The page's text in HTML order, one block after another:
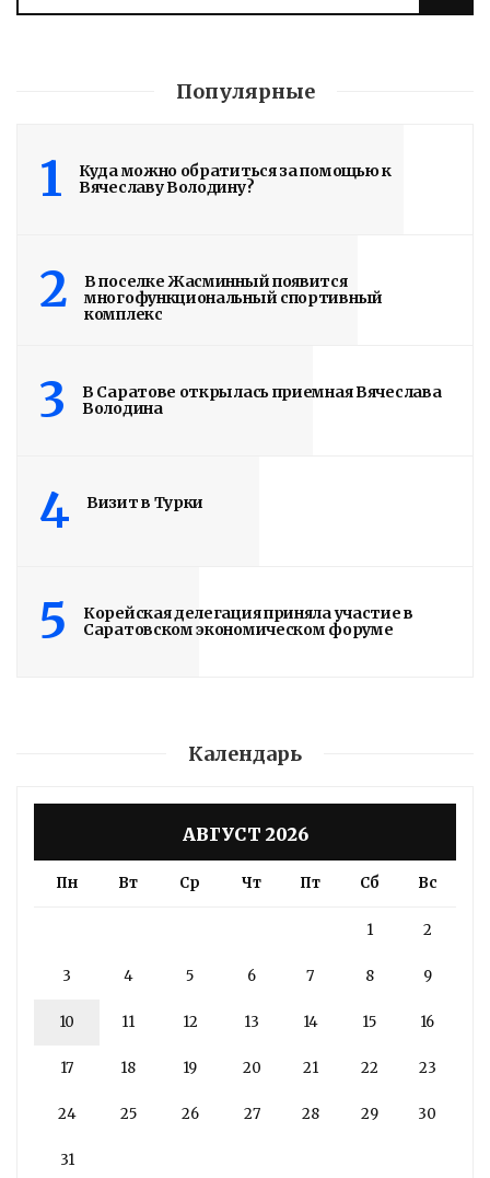
Популярные
1
Куда можно обратиться за помощью к
Вячеславу Володину?
2
В поселке Жасминный появится
многофункциональный спортивный
комплекс
3
В Саратове открылась приемная Вячеслава
Володина
4 Визит в Турки
5
Корейская делегация приняла участие в
Саратовском экономическом форуме
Календарь
АВГУСТ 2026
Пн Вт Ср Чт Пт Сб Вс
1 2
3 4 5 6 7 8 9
10 11 12 13 14 15 16
17 18 19 20 21 22 23
24 25 26 27 28 29 30
31
ВАЛДАЯ вышла на
завершающую
3 дня назад
На заводе показали как идет сборка
Read More